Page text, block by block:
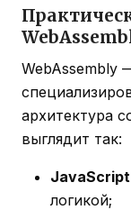
WebAssembly
архитектура
выглядит так:
JavaScript
логикой;